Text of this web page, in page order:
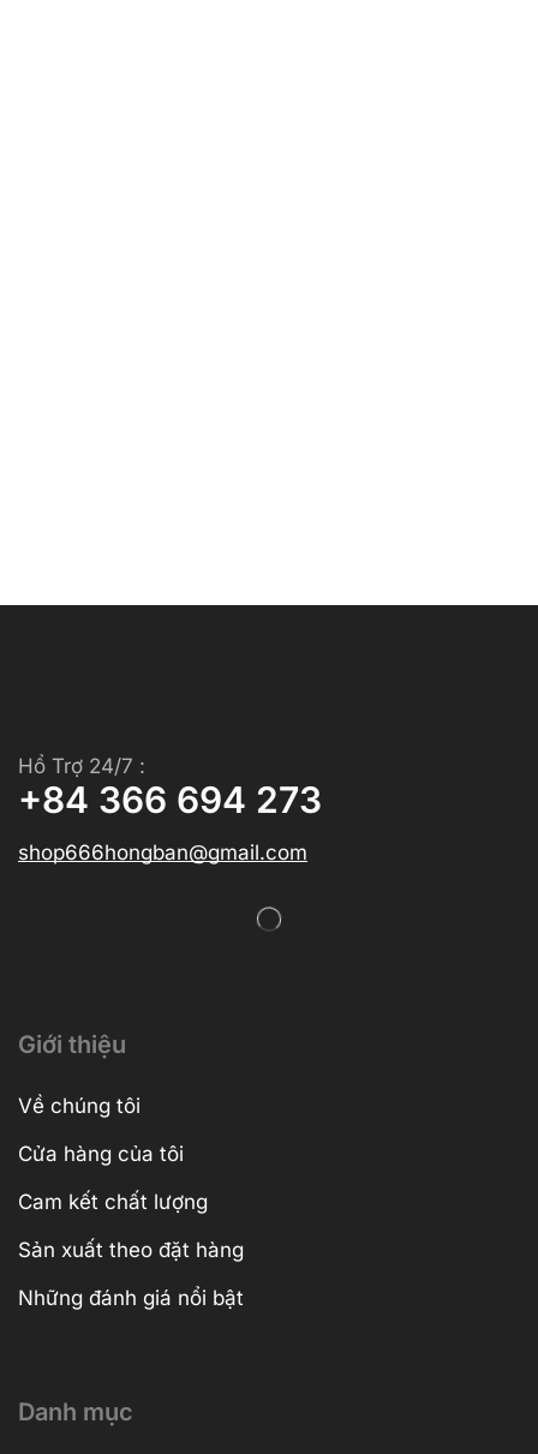
Hổ Trợ 24/7 :
+84 366 694 273
shop666hongban@gmail.com
Giới thiệu
Về chúng tôi
Cửa hàng của tôi
Cam kết chất lượng
Sản xuất theo đặt hàng
Những đánh giá nổi bật
Danh mục